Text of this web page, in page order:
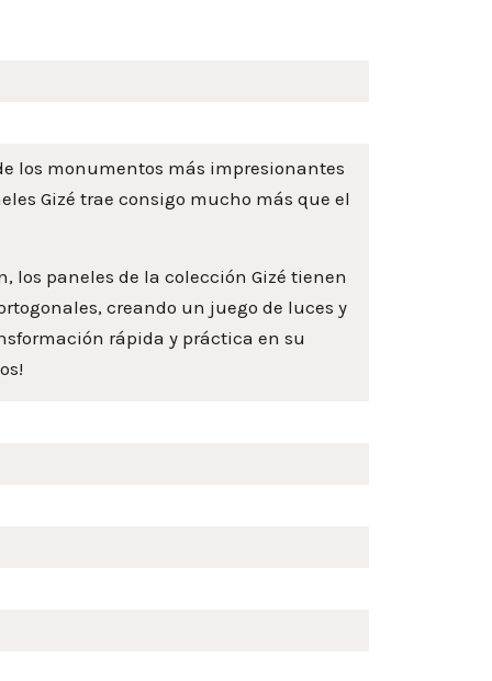
los monumentos más impresionantes
Gizé trae consigo mucho más que el
los paneles de la colección Gizé tienen
creando un juego de luces y
rápida y práctica en su